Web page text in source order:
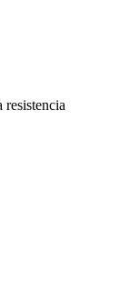
resistencia